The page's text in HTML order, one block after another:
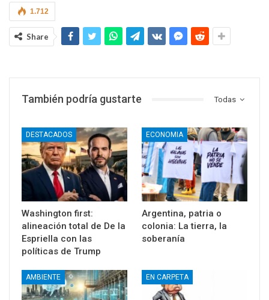
1.712
Share
Todas
También podría gustarte
DESTACADOS
Washington first:
alineación total de De la
Espriella con las
políticas de Trump
ECONOMIA
Argentina, patria o
colonia: La tierra, la
soberanía
AMBIENTE EN CARPETA